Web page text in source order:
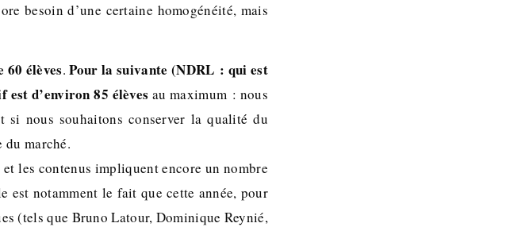
besoin d’une certaine homogénéité, mais
élèves.Pour la suivante (NDRL : qui est
d’environ 85 élèves au maximum : nous
si nous souhaitons conserver la qualité du
du marché.
les contenus impliquent encore un nombre
est notamment le fait que cette année, pour
(tels que Bruno Latour, Dominique Reynié,